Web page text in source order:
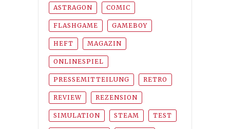
ASTRAGON COMIC
FLASHGAME GAMEBOY
HEFT MAGAZIN
ONLINESPIEL
PRESSEMITTEILUNG RETRO
REVIEW REZENSION
SIMULATION STEAM TEST